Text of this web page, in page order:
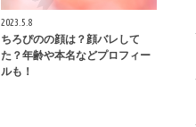
2023.5.8
ちろぴのの顔は？顔バレして
た？年齢や本名などプロフィー
ルも！